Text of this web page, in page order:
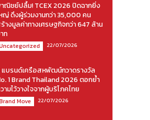
ณิชย์ปลื้ม! TCEX 2026 ปิดฉากยิ่ง
ญ่ ดึงผู้ร่วมงานกว่า 35,000 คน
างมูลค่าทางเศรษฐกิจกว่า 647 ล้าน
ท
22/07/2026
แบรนด์เครือสหพัฒน์กวาดรางวัล
1 Brand Thailand 2026 ตอกย้ำ
ามไว้วางใจจากผู้บริโภคไทย
Move 22/07/2026